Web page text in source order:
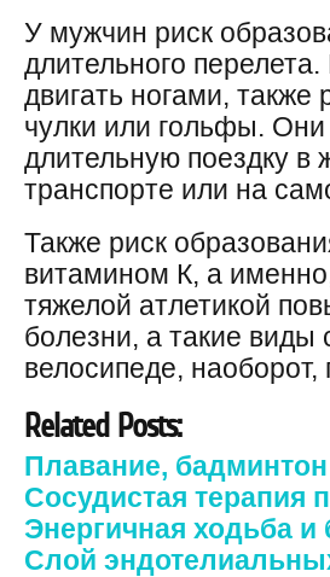
У мужчин риск
длительного
двигать ногами,
чулки или гольфы.
длительную поездку
транспорте или на
Также риск
витамином К, а
тяжелой атлетикой
болезни, а такие виды
велосипеде,
Related Posts:
Плавание,
Сосудистая терапия
Энергичная ходьба и
Слой